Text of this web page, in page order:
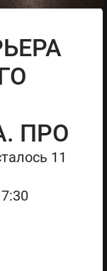
ПРО
11